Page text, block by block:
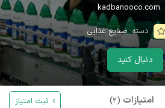
دسته:صنایع غذایی
دنبال کنید
امتیازات (۲) ثبت امتیاز